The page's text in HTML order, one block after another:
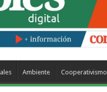
Ambiente Cooperativismo